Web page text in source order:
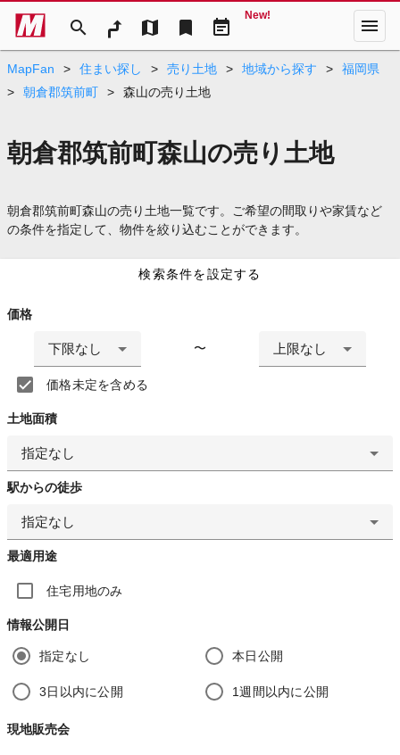
search map bookmark event_note
New! menu
MapFan > 住まい探し > 売り土地 > 地域から探す >
福岡県
>
朝倉郡筑前町 > 森山の売り土地
朝倉郡筑前町森山の売り土地
朝倉郡筑前町森山の売り土地一覧です。ご希望の間取りや家賃など
の条件を指定して、物件を絞り込むことができます。
検索条件を設定する
価格
下限なし 〜 上限なし
価格未定を含める
土地面積
指定なし
駅からの徒歩
指定なし
最適用途
住宅用地のみ
情報公開日
指定なし 本日公開
3日以内に公開 1週間以内に公開
現地販売会